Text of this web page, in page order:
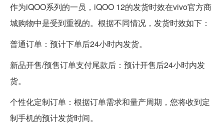
作为iQOO系列的一员，iQOO 12的发货时效在vivo官方商
城购物中是受到重视的。根据不同情况，发货时效如下：
普通订单：预计下单后24小时内发货。
新品开售/预售订单支付尾款后：预计开售后24小时内发
货。
个性化定制订单：根据订单需求和量产周期，您将收到定
制手机的预计发货时间。